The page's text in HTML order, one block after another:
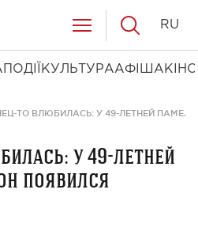
ПОДІЇ КУЛЬТУРААФІША КІНО
RU
ТО ВЛЮБИЛАСЬ: У 49-ЛЕТНЕЙ
у 49-летней
появился